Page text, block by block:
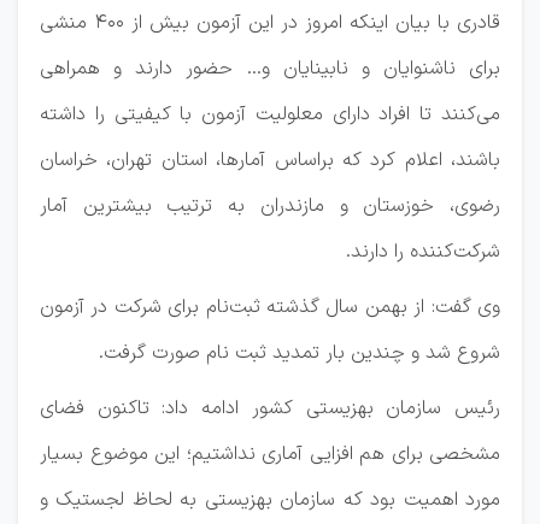
قادری با بیان اینکه امروز در این آزمون بیش از ۴۰۰ منشی
برای ناشنوایان و نابینایان و… حضور دارند و همراهی
می‌کنند تا افراد دارای معلولیت آزمون با کیفیتی را داشته
باشند، اعلام کرد که براساس آمارها، استان تهران، خراسان
رضوی، خوزستان و مازندران به ترتیب بیشترین آمار
شرکت‌کننده را دارند.
وی گفت: از بهمن‌ سال گذشته ثبت‌نام برای شرکت در آزمون
شروع شد و چندین بار تمدید ثبت نام صورت گرفت.
رئیس سازمان بهزیستی کشور ادامه داد: تاکنون فضای
مشخصی برای هم افزایی آماری نداشتیم؛ این موضوع بسیار
مورد اهمیت بود که سازمان بهزیستی به لحاظ لجستیک و